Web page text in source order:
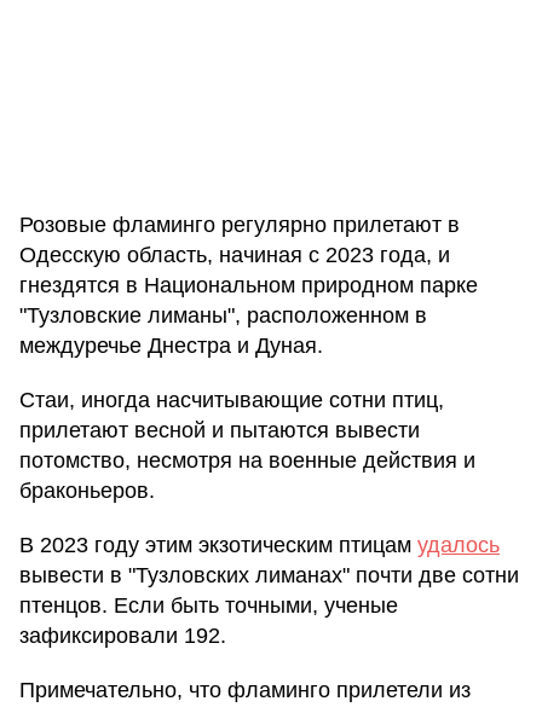
Розовые фламинго регулярно прилетают в
Одесскую область, начиная с 2023 года, и
гнездятся в Национальном природном парке
"Тузловские лиманы", расположенном в
междуречье Днестра и Дуная.
Стаи, иногда насчитывающие сотни птиц,
прилетают весной и пытаются вывести
потомство, несмотря на военные действия и
браконьеров.
В 2023 году этим экзотическим птицам удалось
вывести в "Тузловских лиманах" почти две сотни
птенцов. Если быть точными, ученые
зафиксировали 192.
Примечательно, что фламинго прилетели из